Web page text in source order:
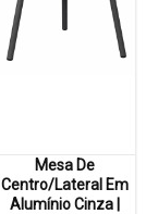
Mesa De
Centro/Lateral Em
Alumínio Cinza |